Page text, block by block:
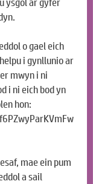
ysgol ar gyfer
o gael eich
i gynllunio ar
mwyn i ni
i ni eich bod yn
hon:
mae ein pum
a sail